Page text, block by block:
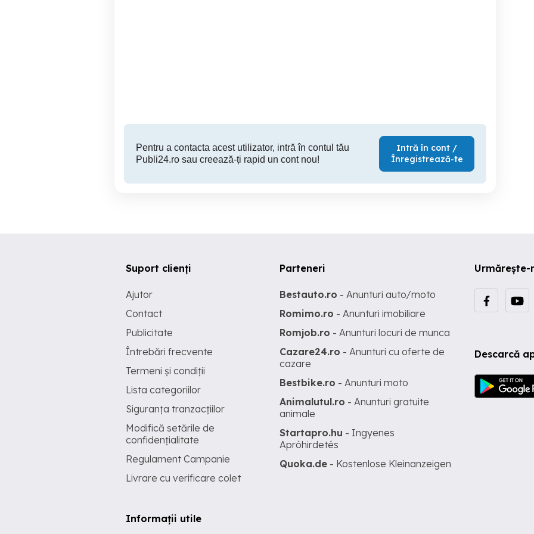
Pentru a contacta acest utilizator, intră în contul tău
Publi24.ro sau creează-ți rapid un cont nou!
Intră în cont /
Înregistrează-te
Urmărește-
Descarcă
Suport clienți
Ajutor
Contact
Publicitate
Întrebări frecvente
Termeni și condiții
Lista categoriilor
Siguranța tranzacțiilor
Modifică setările de
confidențialitate
Regulament Campanie
Livrare cu verificare colet
Informații utile
Parteneri
Bestauto.ro - Anunturi auto/moto
Romimo.ro - Anunturi imobiliare
Romjob.ro - Anunturi locuri de munca
Cazare24.ro - Anunturi cu oferte de
cazare
Bestbike.ro - Anunturi moto
Animalutul.ro - Anunturi gratuite
animale
Startapro.hu - Ingyenes
Apróhirdetés
Quoka.de - Kostenlose Kleinanzeigen